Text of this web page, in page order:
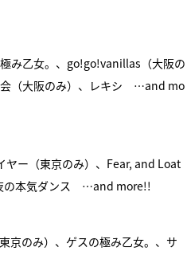
極み乙女。、go!go!vanillas（大阪の
会（大阪のみ）、レキシ …and mo
ヤー（東京のみ）、Fear, and Loat
夜の本気ダンス …and more!!
京のみ）、ゲスの極み乙女。、サ